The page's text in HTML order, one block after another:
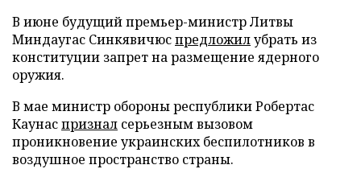
В июне будущий премьер-министр Литвы
Миндаугас Синкявичюспредложилубрать из
конституции запрет на размещение ядерного
оружия.
В мае министр обороны республики Робертас
Каунаспризнал серьезным вызовом
проникновение украинских беспилотников в
воздушное пространство страны.